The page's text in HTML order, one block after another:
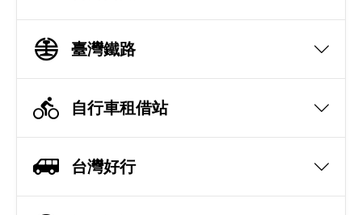
臺灣鐵路
自行車租借站
台灣好行